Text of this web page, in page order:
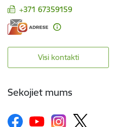
+371 67359159
Visi kontakti
Sekojiet mums